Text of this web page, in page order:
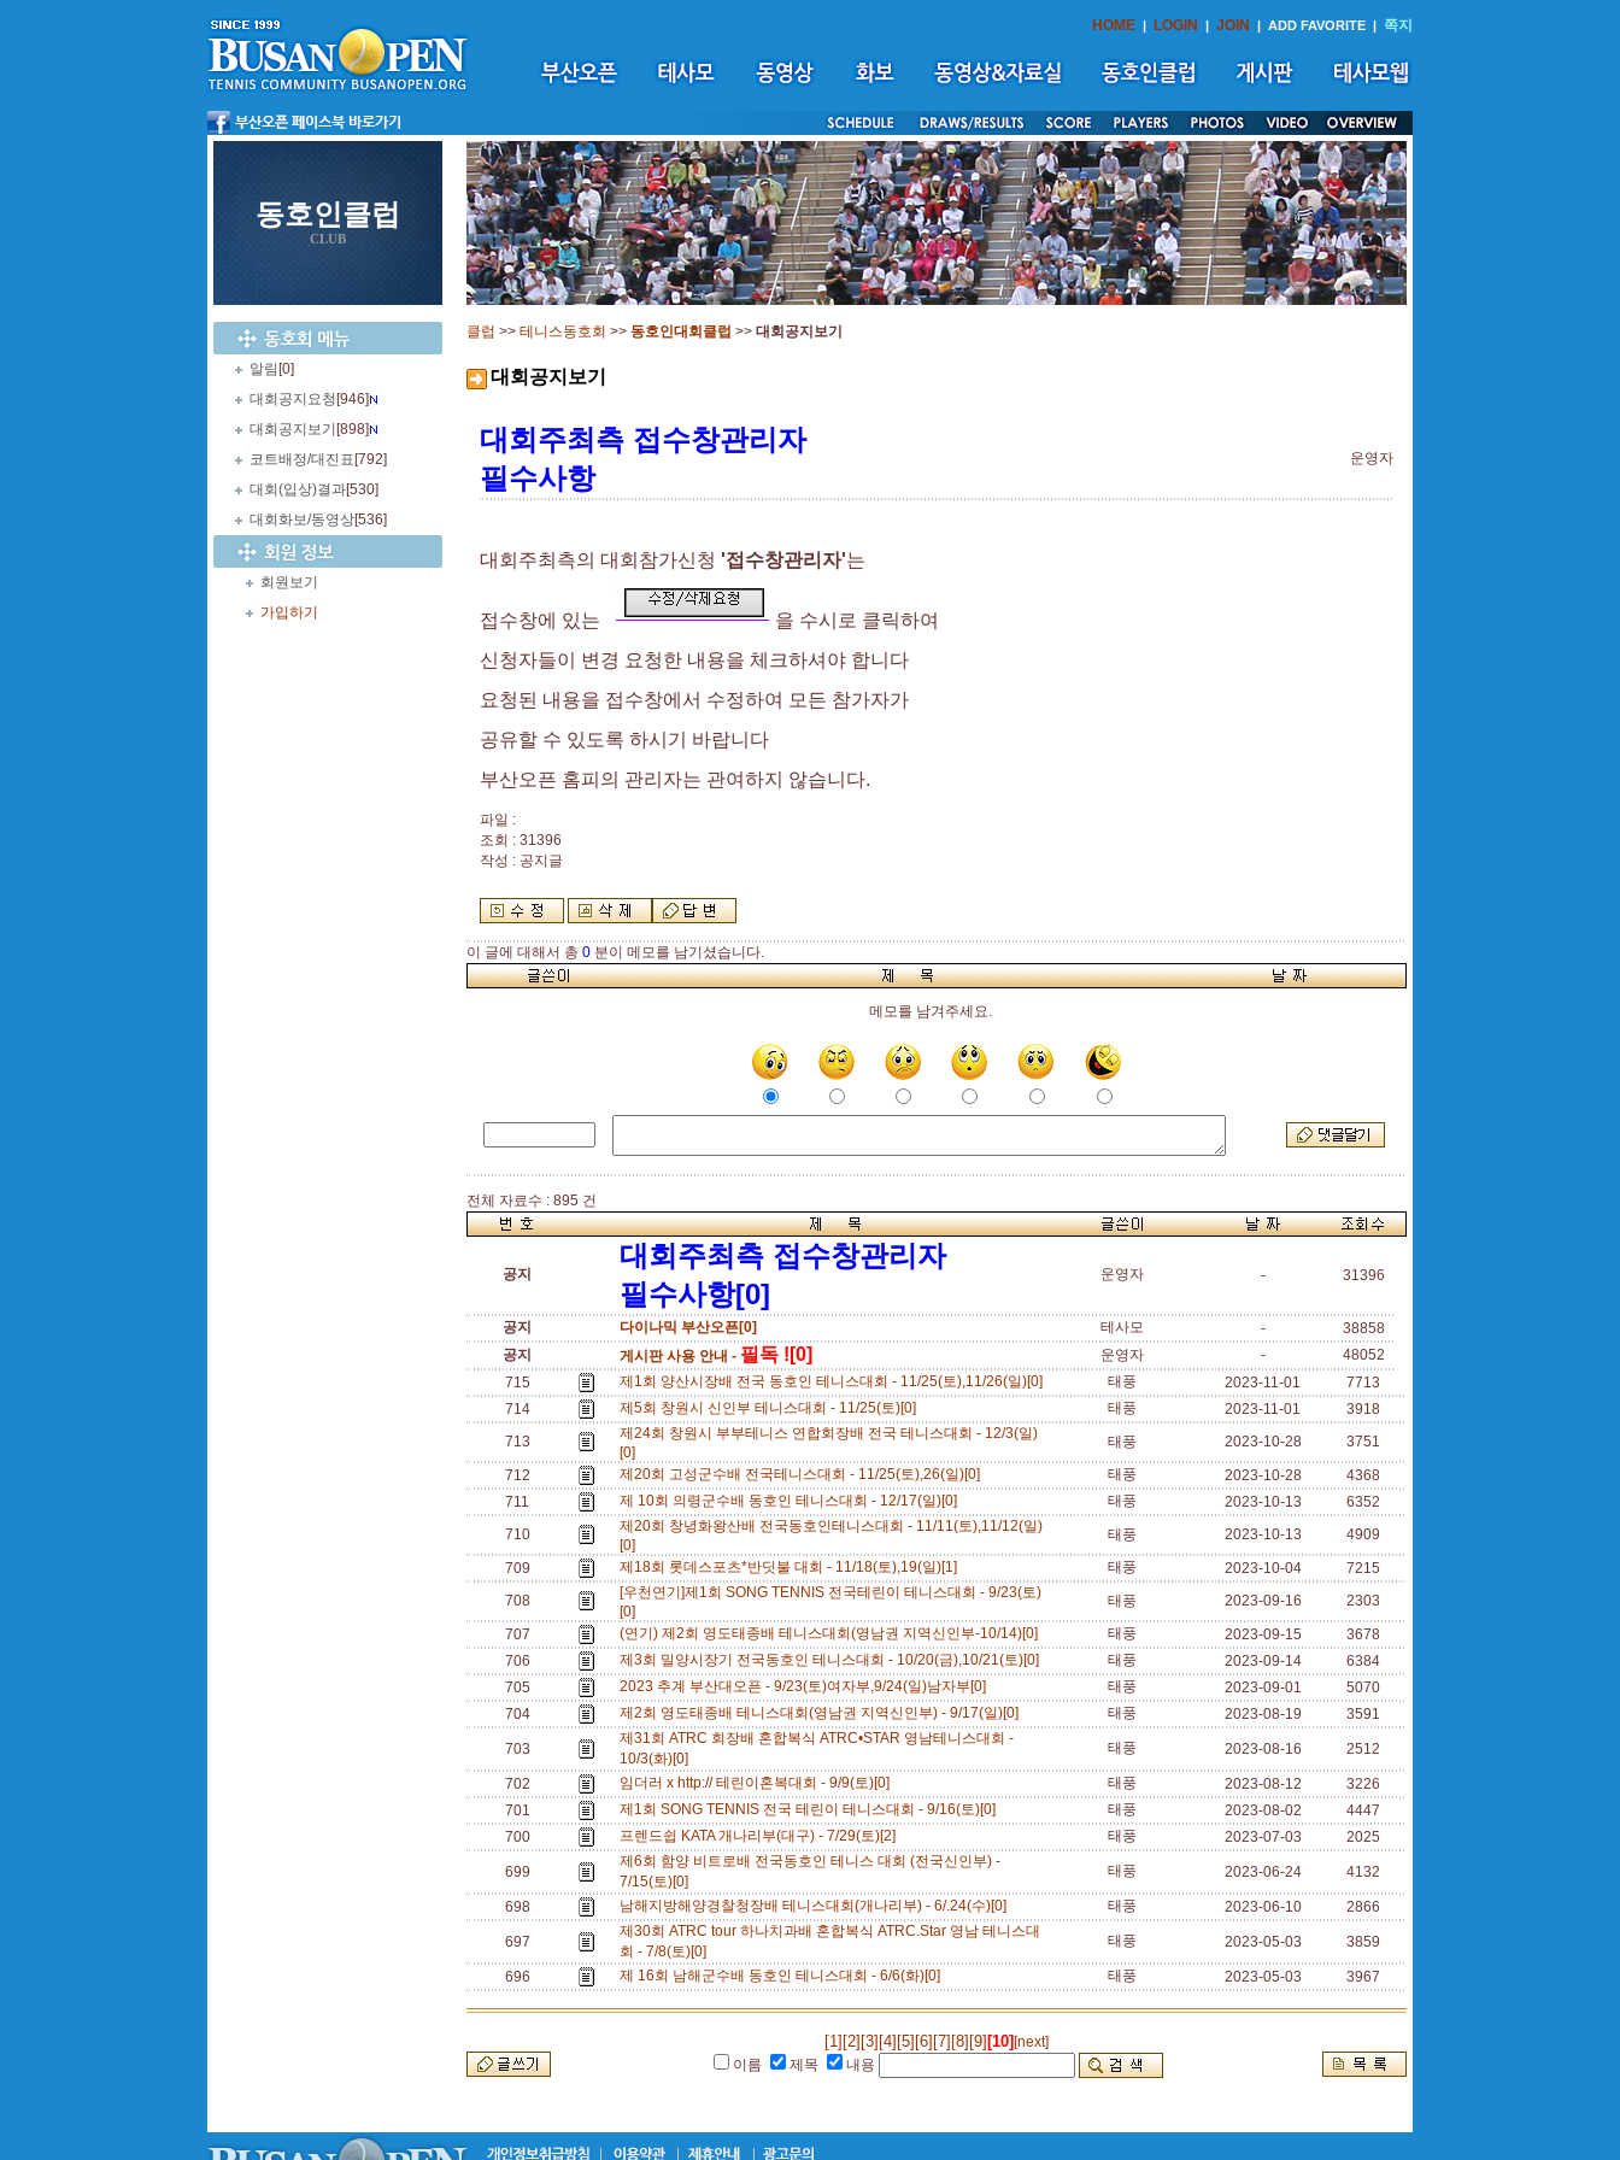
HOME | LOGIN | JOIN | ADD FAVORITE | 쪽지
동호인클럽
CLUB
알림 [0]
대회공지요청 [946]
대회공지보기 [898]
코트배정/대진표 [792]
대회(입상)결과[530]
대회화보/동영상[536]
회원보기
가입하기
클럽 >> 테니스동호회 >> 동호인대회클럽 >> 대회공지보기
대회공지보기
대회주최측 접수창관리자
필수사항
운영자
대회주최측의 대회참가신청 '접수창관리자'는
접수창에 있는
을 수시로 클릭하여
신청자들이 변경 요청한 내용을 체크하셔야 합니다
요청된 내용을 접수창에서 수정하여 모든 참가자가
공유할 수 있도록 하시기 바랍니다
부산오픈 홈피의 관리자는 관여하지 않습니다.
파일 :
조회 : 31396
작성 : 공지글
이 글에 대해서 총 0 분이 메모를 남기셨습니다.
메모를 남겨주세요.
전체 자료수 : 895 건
공지
대회주최측 접수창관리자
필수사항[0]
운영자 - 31396
공지 다이나믹 부산오픈[0] 테사모 -
38858
공지
게시판 사용 안내 - 필독 ![0] 운영자 -
48052
715
제1회 양산시장배 전국 동호인 테니스대회 - 11/25(토),11/26(일)[0] 태풍 2023-11-01
7713
714
제5회 창원시 신인부 테니스대회 - 11/25(토)[0] 태풍 2023-11-01
3918
713
제24회 창원시 부부테니스 연합회장배 전국 테니스대회 - 12/3(일)
[0]
태풍 2023-10-28
3751
712
제20회 고성군수배 전국테니스대회 - 11/25(토),26(일)[0] 태풍 2023-10-28
4368
711
제 10회 의령군수배 동호인 테니스대회 - 12/17(일)[0] 태풍 2023-10-13
6352
710
제20회 창녕화왕산배 전국동호인테니스대회 - 11/11(토),11/12(일)
[0]
태풍 2023-10-13
4909
709
제18회 롯데스포츠*반딧불 대회 - 11/18(토),19(일)[1] 태풍 2023-10-04
7215
708
[우천연기]제1회 SONG TENNIS 전국테린이 테니스대회 - 9/23(토)
[0]
태풍 2023-09-16
2303
707
(연기) 제2회 영도태종배 테니스대회(영남권 지역신인부-10/14)[0] 태풍 2023-09-15
3678
706
제3회 밀양시장기 전국동호인 테니스대회 - 10/20(금),10/21(토)[0] 태풍 2023-09-14
6384
705
2023 추계 부산대오픈 - 9/23(토)여자부,9/24(일)남자부[0] 태풍 2023-09-01
5070
704
제2회 영도태종배 테니스대회(영남권 지역신인부) - 9/17(일)[0] 태풍 2023-08-19 3591
703
제31회 ATRC 회장배 혼합복식 ATRC•STAR 영남테니스대회 -
10/3(화)[0]
태풍 2023-08-16 2512
702 임더러 x http:// 테린이혼복대회 - 9/9(토)[0] 태풍 2023-08-12
3226
701
제1회 SONG TENNIS 전국 테린이 테니스대회 - 9/16(토)[0] 태풍 2023-08-02
4447
700
프렌드쉽 KATA 개나리부(대구) - 7/29(토)[2] 태풍 2023-07-03 2025
699
제6회 함양 비트로배 전국동호인 테니스 대회 (전국신인부) -
7/15(토)[0]
태풍 2023-06-24 4132
698 남해지방해양경찰청장배 테니스대회(개나리부) - 6/.24(수)[0] 태풍 2023-06-10 2866
697
제30회 ATRC tour 하나치과배 혼합복식 ATRC.Star 영남 테니스대
회 - 7/8(토)[0]
태풍 2023-05-03 3859
696 제 16회 남해군수배 동호인 테니스대회 - 6/6(화)[0] 태풍 2023-05-03 3967
[1] [2] [3] [4] [5] [6] [7] [8] [9] [10] [next]
이름
제목 내용